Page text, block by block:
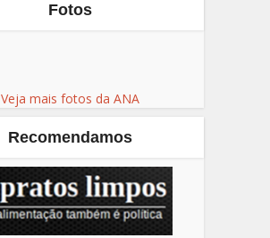
Fotos
Veja mais fotos da ANA
Recomendamos